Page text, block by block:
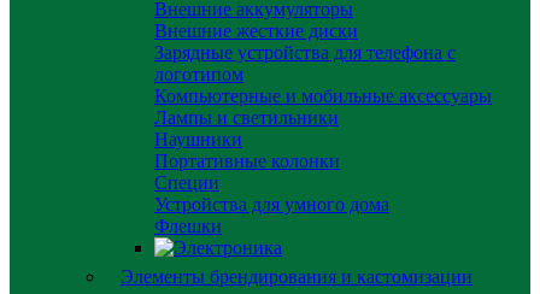
Внешние аккумуляторы
Внешние жесткие диски
Зарядные устройства для телефона с
логотипом
Компьютерные и мобильные аксессуары
Лампы и светильники
Наушники
Портативные колонки
Специи
Устройства для умного дома
Флешки
Элементы брендирования и кастомизации